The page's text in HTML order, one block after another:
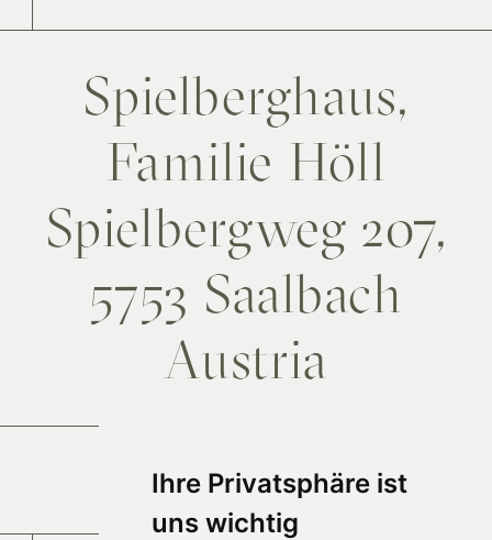
Ihre Privatsphäre ist
uns wichtig
Spielberghaus,
Familie Höll
Spielbergweg 207,
5753 Saalbach
Austria
Anfahrt